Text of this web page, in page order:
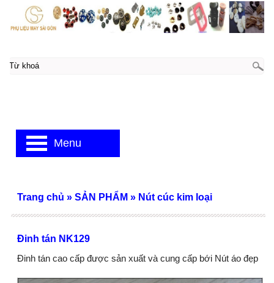
Đinh tán NK129
Đinh tán cao cấp được sản xuất và cung cấp bới Nút áo đẹp
Trang chủ » SẢN PHẨM » Nút cúc kim loại
Menu